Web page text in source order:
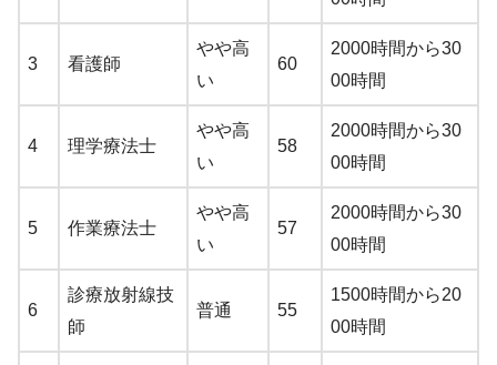
3 看護師
やや高
い
60
2000時間から30
00時間
4 理学療法士
やや高
い
58
2000時間から30
00時間
5 作業療法士
やや高
い
57
2000時間から30
00時間
6
診療放射線技
師
普通 55
1500時間から20
00時間